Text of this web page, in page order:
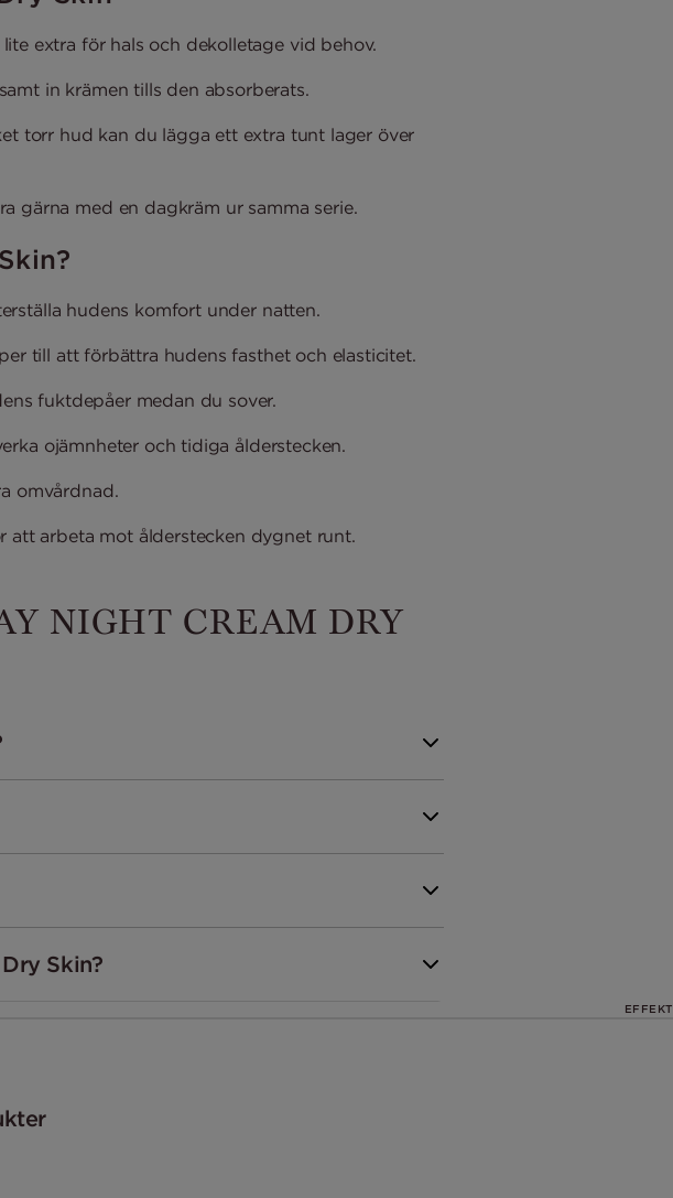
extra för hals och dekolletage vid behov.
in krämen tills den absorberats.
torr hud kan du lägga ett extra tunt lager över
gärna med en dagkräm ur samma serie.
hudens komfort under natten.
till att förbättra hudens fasthet och elasticitet.
fuktdepåer medan du sover.
ojämnheter och tidiga ålderstecken.
omvårdnad.
att arbeta mot ålderstecken dygnet runt.
NIGHT CREAM DRY
Skin?
EFFEKT